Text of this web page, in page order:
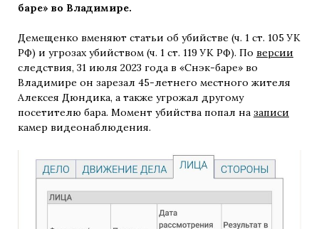
баре» во Владимире.
Демещенко вменяют статьи об убийстве (ч. 1 ст. 105 УК
РФ) и угрозах убийством (ч. 1 ст. 119 УК РФ). По версии
следствия, 31 июля 2023 года в «Снэк-баре» во
Владимире он зарезал 45-летнего местного жителя
Алексея Дюндика, а также угрожал другому
посетителю бара. Момент убийства попал на записи
камер видеонаблюдения.